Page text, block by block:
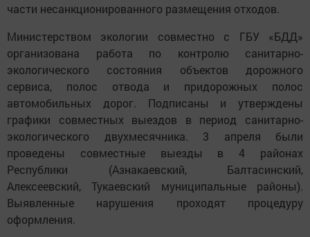
части несанкционированного размещения отходов.
Министерством экологии совместно с ГБУ «БДД»
организована работа по контролю санитарно-
экологического состояния объектов дорожного
сервиса, полос отвода и придорожных полос
автомобильных дорог. Подписаны и утверждены
графики совместных выездов в период санитарно-
экологического двухмесячника. 3 апреля были
проведены совместные выезды в 4 районах
Республики (Азнакаевский, Балтасинский,
Алексеевский, Тукаевский муниципальные районы).
Выявленные нарушения проходят процедуру
оформления.